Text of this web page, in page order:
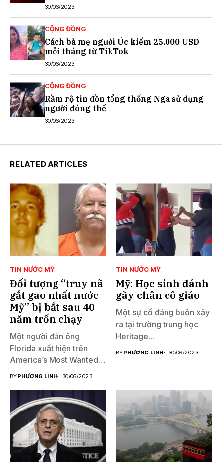
30/06/2023
CỘNG ĐỒNG
Cách bà mẹ người Úc kiếm 25.000 USD
mỗi tháng từ TikTok
30/06/2023
CỘNG ĐỒNG
Rầm rộ tin đồn tổng thống Nga sử dụng
người đóng thế
30/06/2023
RELATED ARTICLES
TIN NƯỚC MỸ
Đối tượng “truy nã
gắt gao nhất nước
Mỹ” bị bắt sau 40
năm trốn chạy
Một người đàn ông
Florida xuất hiện trên
America’s Most Wanted
BYPHƯƠNG LINH 30/06/2023
TIN NƯỚC MỸ
Mỹ: Học sinh đánh
gãy chân cô giáo
Một sự cố đáng buồn xảy
ra tại trường trung học
Heritage...
BYPHƯƠNG LINH 30/06/2023